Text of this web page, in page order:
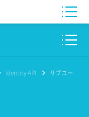
Identity API
サブユー